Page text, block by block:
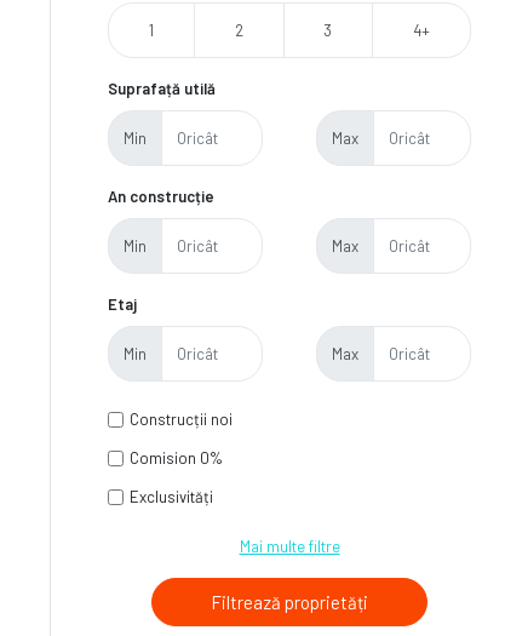
1 2 3 4+
Suprafață utilă
Min Max
An construcție
Min Max
Etaj
Min Max
Construcții noi
Comision 0%
Exclusivități
Mai multe filtre